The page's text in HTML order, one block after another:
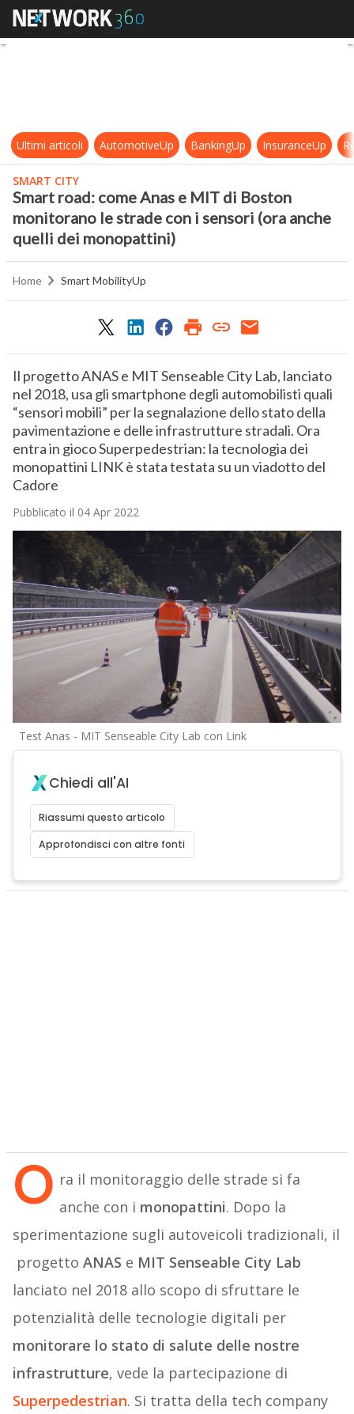
Smart road: come Anas e MIT di
Ultimi articoli AutomotiveUp BankingUp InsuranceUp
SMART CITY
Smart road: come Anas e MIT di Boston
monitorano le strade con i sensori (ora anche
quelli dei monopattini)
Home Smart MobilityUp
Il progetto ANAS e MIT Senseable City Lab, lanciato
nel 2018, usa gli smartphone degli automobilisti quali
“sensori mobili” per la segnalazione dello stato della
pavimentazione e delle infrastrutture stradali. Ora
entra in gioco Superpedestrian: la tecnologia dei
monopattini LINK è stata testata su un viadotto del
Cadore
Pubblicato il 04 Apr 2022
Test Anas - MIT Senseable City Lab con Link
Chiedi all'AI
Riassumi questo articolo
Approfondisci con altre fonti
O ra il monitoraggio delle strade si fa
anche con i monopattini. Dopo la
sperimentazione sugli autoveicoli tradizionali, il
progetto ANAS e MIT Senseable City Lab
lanciato nel 2018 allo scopo di sfruttare le
potenzialità delle tecnologie digitali per
monitorare lo stato di salute delle nostre
infrastrutture, vede la partecipazione di
Superpedestrian. Si tratta della tech company